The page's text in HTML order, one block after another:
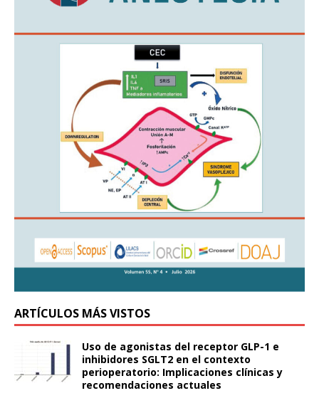
ARTÍCULOS MÁS VISTOS
Uso de agonistas del receptor GLP-1 e
inhibidores SGLT2 en el contexto
perioperatorio: Implicaciones clínicas y
recomendaciones actuales